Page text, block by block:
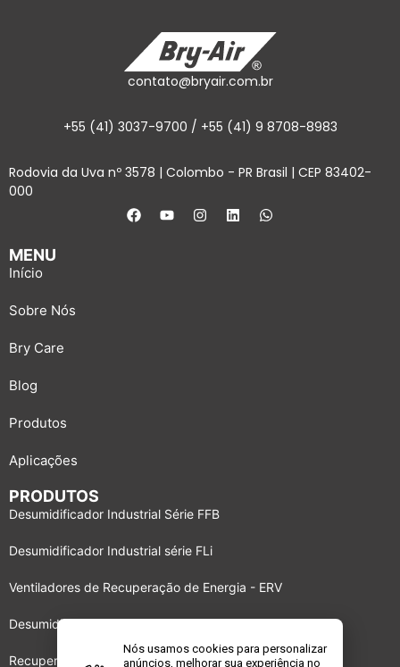
contato@bryair.com.br
+55 (41) 3037-9700 / +55 (41) 9 8708-8983
Rodovia da Uva nº 3578 | Colombo - PR Brasil | CEP 83402-
000
Início
Sobre Nós
Bry Care
Blog
Produtos
Aplicações
MENU
PRODUTOS
Desumidificador Industrial Série FFB
Desumidificador Industrial série FLi
Ventiladores de Recuperação de Energia - ERV
Desumidificador Industrial série BBS
Recuperadores de energia DRI
Nós usamos cookies para personalizar
anúncios, melhorar sua experiência no